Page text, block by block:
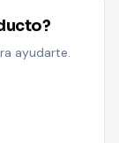
ayudarte.